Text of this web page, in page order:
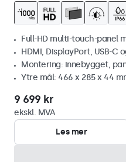
Full-HD multi-touch-panel
HDMI, DisplayPort, USB-C
Montering: innebygget,
Ytre mål: 466 x 285 x 44
9 699 kr
ekskl. MVA
Les mer